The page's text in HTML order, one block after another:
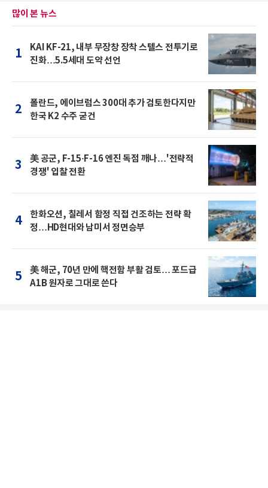
많이 본 뉴스
1
KAI KF-21, 내부 무장창 장착 스텔스 전투기로
진화…5.5세대 도약 선언
2
폴란드, 에이브럼스 300대 추가 검토한다지만
한국 K2 수주 굳건
3
美 공군, F-15·F-16 엔진 독점 깨나…'전략적
경쟁' 입찰 전환
4
한화오션, 칠레서 함정 직접 건조하는 전략 확
정…HD현대와 남미서 정면승부
5
美 해군, 70년 만에 핵전함 부활 검토… 포드급
A1B 원자로 그대로 쓴다